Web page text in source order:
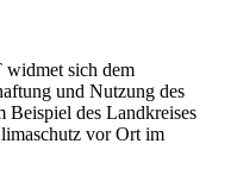
widmet sich dem
und Nutzung des
Beispiel des Landkreises
vor Ort im